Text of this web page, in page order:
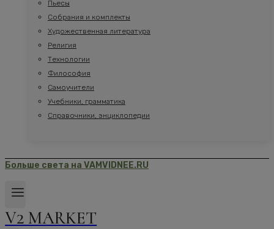
Пьесы
Собрания и комплекты
Художественная литература
Религия
Технологии
Философия
Самоучители
Учебники, грамматика
Справочники, энциклопедии
Больше света на VAMVIDNEE.RU
V2 MARKET